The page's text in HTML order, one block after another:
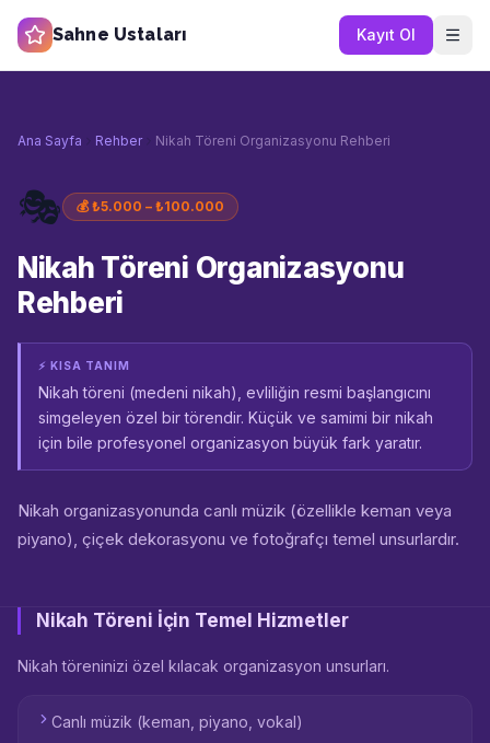
Sahne Ustaları Kayıt Ol
Ana Sayfa Rehber Nikah Töreni Organizasyonu Rehberi
🎭 💰₺5.000 – ₺100.000
Nikah Töreni Organizasyonu
Rehberi
⚡ KISA TANIM
Nikah töreni (medeni nikah), evliliğin resmi başlangıcını
simgeleyen özel bir törendir. Küçük ve samimi bir nikah
için bile profesyonel organizasyon büyük fark yaratır.
Nikah organizasyonunda canlı müzik (özellikle keman veya
piyano), çiçek dekorasyonu ve fotoğrafçı temel unsurlardır.
Nikah Töreni İçin Temel Hizmetler
Nikah töreninizi özel kılacak organizasyon unsurları.
Canlı müzik (keman, piyano, vokal)